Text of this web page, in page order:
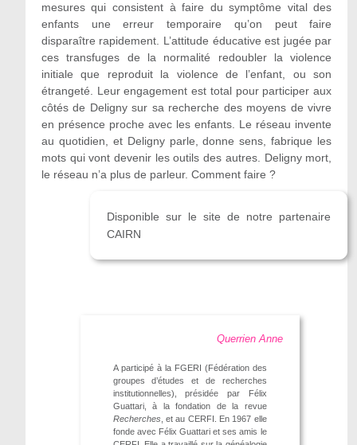
mesures qui consistent à faire du symptôme vital des
enfants une erreur temporaire qu’on peut faire
disparaître rapidement. L’attitude éducative est jugée par
ces transfuges de la normalité redoubler la violence
initiale que reproduit la violence de l’enfant, ou son
étrangeté. Leur engagement est total pour participer aux
côtés de Deligny sur sa recherche des moyens de vivre
en présence proche avec les enfants. Le réseau invente
au quotidien, et Deligny parle, donne sens, fabrique les
mots qui vont devenir les outils des autres. Deligny mort,
le réseau n’a plus de parleur. Comment faire ?
Disponible sur le site de notre partenaire
CAIRN
Querrien Anne
A participé à la FGERI (Fédération des
groupes d’études et de recherches
institutionnelles), présidée par Félix
Guattari, à la fondation de la revue
Recherches, et au CERFI. En 1967 elle
fonde avec Félix Guattari et ses amis le